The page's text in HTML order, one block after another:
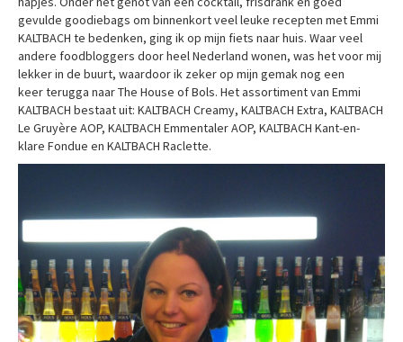
gevulde goodiebags om binnenkort veel leuke recepten met Emmi
KALTBACH te bedenken, ging ik op mijn fiets naar huis. Waar veel
andere foodbloggers door heel Nederland wonen, was het voor mij
lekker in de buurt, waardoor ik zeker op mijn gemak nog een
keer terugga naar The House of Bols. Het assortiment van Emmi
KALTBACH bestaat uit: KALTBACH Creamy, KALTBACH Extra, KALTBACH
Le Gruyère AOP, KALTBACH Emmentaler AOP, KALTBACH Kant-en-
klare Fondue en KALTBACH Raclette.